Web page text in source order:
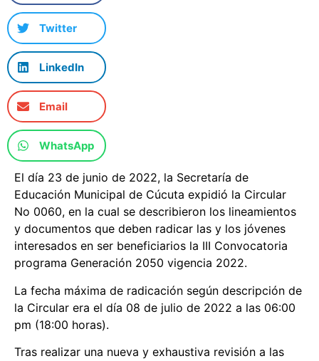
Twitter
LinkedIn
Email
WhatsApp
El día 23 de junio de 2022, la Secretaría de
Educación Municipal de Cúcuta expidió la Circular
No 0060, en la cual se describieron los lineamientos
y documentos que deben radicar las y los jóvenes
interesados en ser beneficiarios la III Convocatoria
programa Generación 2050 vigencia 2022.
La fecha máxima de radicación según descripción de
la Circular era el día 08 de julio de 2022 a las 06:00
pm (18:00 horas).
Tras realizar una nueva y exhaustiva revisión a las